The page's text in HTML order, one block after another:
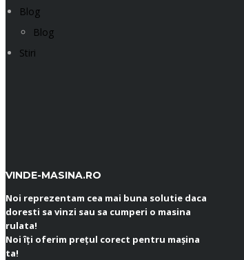
Blog
Blog
Stiri
VINDE-MASINA.RO
Noi reprezentam cea mai buna solutie daca
doresti sa vinzi sau sa cumperi o masina
rulata!
Noi îți oferim prețul corect pentru mașina
ta!